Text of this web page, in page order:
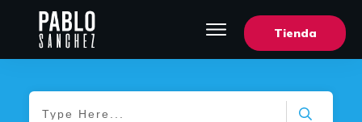
Tienda